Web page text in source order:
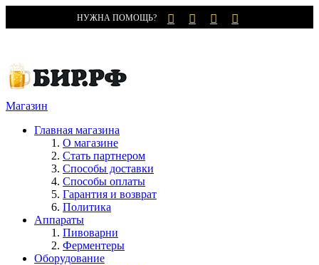
НУЖНА ПОМОЩЬ?
Магазин
Главная магазина
О магазине
Стать партнером
Способы доставки
Способы оплаты
Гарантия и возврат
Политика
Аппараты
Пивоварни
Ферментеры
Оборудование